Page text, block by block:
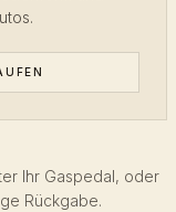
Ihr Gaspedal, oder
Rückgabe.